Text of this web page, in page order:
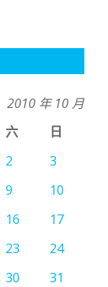
2010 年 10 月
六
日
2
3
9
10
16
17
23
24
30 31